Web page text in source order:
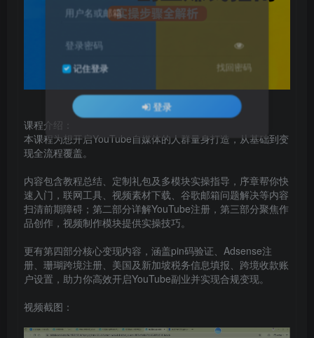
课程介绍：
本课程为想开启YouTube自媒体的人群量身打造，从基础到变
现全流程覆盖。
内容包含教程总结、定制礼包及多模块实操指导，序章帮你快
速入门，联网工具、视频素材下载、谷歌邮箱问题解决等内容
扫清前期障碍；第二部分详解YouTube注册，第三部分聚焦作
品创作，视频制作模块提供实操技巧。
更有第四部分核心变现内容，涵盖pin码验证、Adsense注
册、珊瑚跨境注册、美国及新加坡税务信息填报、跨境收款账
户设置，助力你高效开启YouTube副业并实现合规变现。
视频截图：
用户名或邮箱
登录密码
记住登录 找回密码
登录